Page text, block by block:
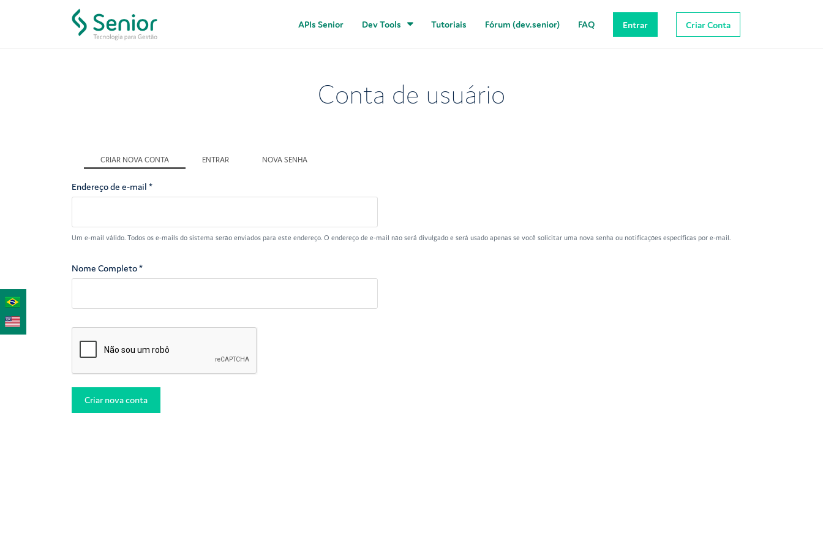
Pular para o conteúdo principal
APIs Senior
Dev Tools Tutoriais Fórum (dev.senior) FAQ Entrar Criar Conta
Conta de usuário
Você está aqui
Abas primárias
CRIAR NOVA CONTA (ABA ATIVA)ENTRAR NOVA SENHA
Endereço de e-mail *
Um e-mail válido. Todos os e-mails do sistema serão enviados para este endereço. O endereço de e-mail não será divulgado e será usado apenas se você solicitar uma nova senha ou notificações específicas por e-mail.
Nome Completo*
Criar nova conta